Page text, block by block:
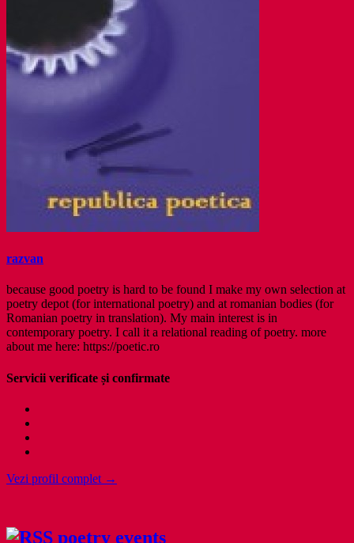
razvan
because good poetry is hard to be found I make my own selection at
poetry depot (for international poetry) and at romanian bodies (for
Romanian poetry in translation). My main interest is in
contemporary poetry. I call it a relational reading of poetry. more
about me here: https://poetic.ro
Servicii verificate și confirmate
Vezi profil complet →
poetry events